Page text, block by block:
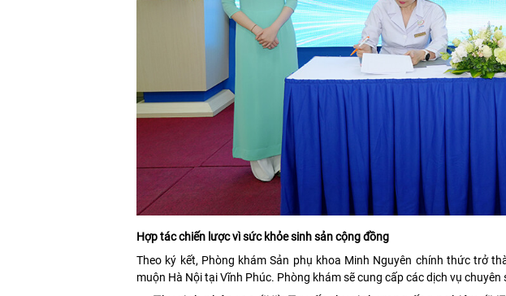
Hợp tác chiến lược vì sức khỏe sinh sản cộng đồng
Theo ký kết, Phòng khám Sản phụ khoa Minh Nguyên chính thức trở
muộn Hà Nội tại Vĩnh Phúc. Phòng khám sẽ cung cấp các dịch vụ